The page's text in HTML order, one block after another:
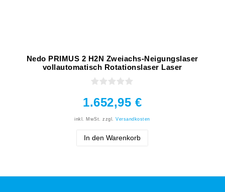
Nedo PRIMUS 2 H2N Zweiachs-Neigungslaser
vollautomatisch Rotationslaser Laser
1.652,95 €
inkl. MwSt. zzgl.Versandkosten
In den Warenkorb